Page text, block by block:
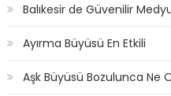
Balıkesir de Güvenilir
Ayırma Büyüsü En Etkili
Aşk Büyüsü Bozulunca Ne